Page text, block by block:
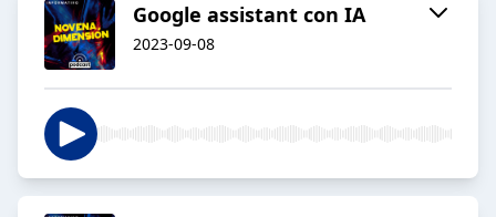
Google assistant con IA
2023-09-08